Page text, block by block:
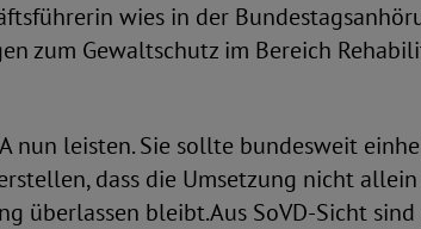
wies in der
zum Gewaltschutz im Bereich
nun leisten. Sie sollte bundesweit
dass die Umsetzung nicht
überlassen bleibt.Aus SoVD-Sicht